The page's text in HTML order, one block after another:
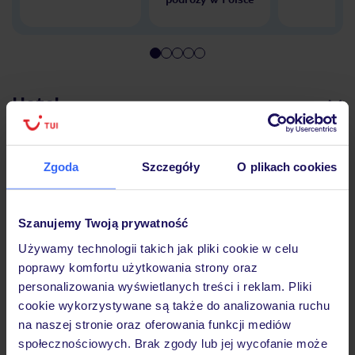
Zgoda Szczegóły O plikach cookies
Szanujemy Twoją prywatność
Używamy technologii takich jak pliki cookie w celu
poprawy komfortu użytkowania strony oraz
personalizowania wyświetlanych treści i reklam. Pliki
cookie wykorzystywane są także do analizowania ruchu
na naszej stronie oraz oferowania funkcji mediów
społecznościowych. Brak zgody lub jej wycofanie może
Hotel
Wyżywienie
Atrakcje
Ważne informacje
Często zadawane pytania